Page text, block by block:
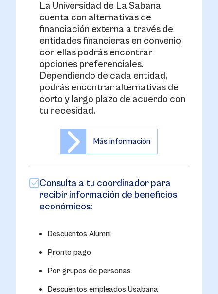
La Universidad de La Sabana
cuenta con alternativas de
financiación externa a través de
entidades financieras en convenio,
con ellas podrás encontrar
opciones preferenciales.
Dependiendo de cada entidad,
podrás encontrar alternativas de
corto y largo plazo de acuerdo con
tu necesidad.
Más información
Consulta a tu coordinador para
recibir información de beneficios
económicos:
Descuentos Alumni
Pronto pago
Por grupos de personas
Descuentos empleados Usabana